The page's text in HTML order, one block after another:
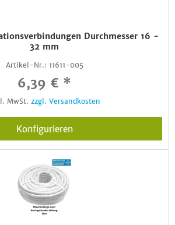
Durchmesser 16 -
32 mm
Artikel-Nr.: 11611-005
6,39 € *
MwSt. zzgl. Versandkosten
Konfigurieren